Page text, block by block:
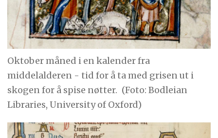
Oktober måned i en kalender fra
middelalderen - tid for å ta med grisen ut i
skogen for å spise nøtter. (Foto: Bodleian
Libraries, University of Oxford)